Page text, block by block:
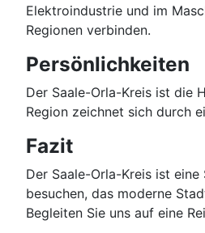
Elektroindustrie und im
Regionen verbinden.
Persönlichkeiten
Der Saale-Orla-Kreis ist die
Region zeichnet sich durch
Fazit
Der Saale-Orla-Kreis ist
besuchen, das moderne
Begleiten Sie uns auf eine